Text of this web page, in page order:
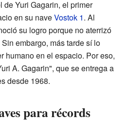
de Yuri Gagarin, el primer
en su naveVostok 1. Al
su logro porque no aterrizó
embargo, más tarde sí lo
humano en el espacio. Por eso,
A. Gagarin", que se entrega a
desde 1968.
para récords